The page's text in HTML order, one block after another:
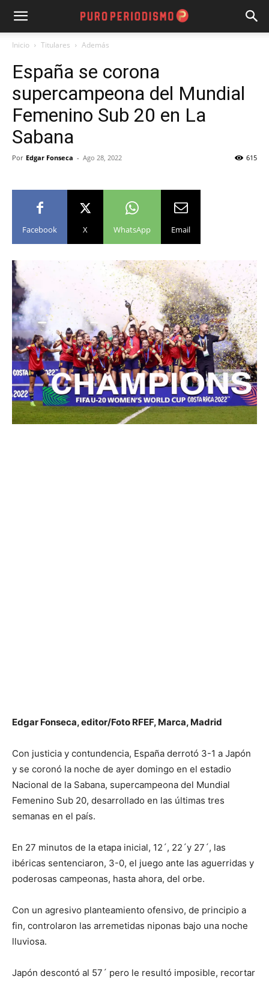
Inicio Titulares Además
España se corona
supercampeona del Mundial
Femenino Sub 20 en La
Sabana
Por Edgar Fonseca - Ago 28, 2022 615
Facebook X WhatsApp Email
Edgar Fonseca, editor/Foto RFEF, Marca, Madrid
Con justicia y contundencia, España derrotó 3-1 a Japón
y se coronó la noche de ayer domingo en el estadio
Nacional de la Sabana, supercampeona del Mundial
Femenino Sub 20, desarrollado en las últimas tres
semanas en el país.
En 27 minutos de la etapa inicial, 12´, 22´y 27´, las
ibéricas sentenciaron, 3-0, el juego ante las aguerridas y
poderosas campeonas, hasta ahora, del orbe.
Con un agresivo planteamiento ofensivo, de principio a
fin, controlaron las arremetidas niponas bajo una noche
lluviosa.
Japón descontó al 57´ pero le resultó imposible, recortar